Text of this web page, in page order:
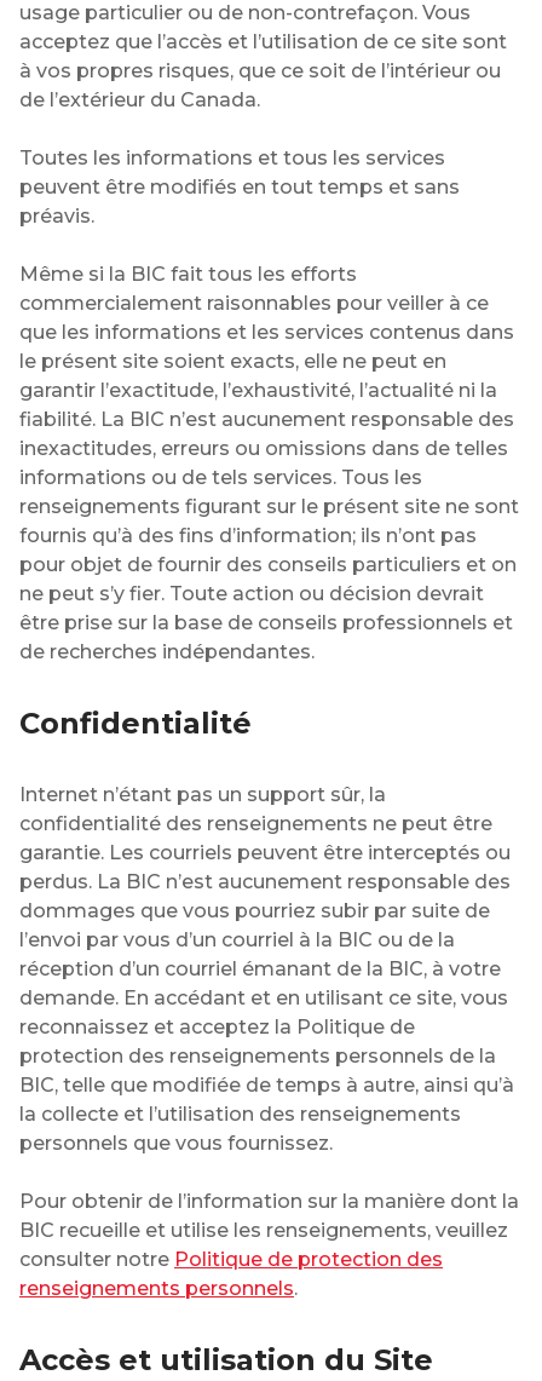
usage particulier ou de non-contrefaçon. Vous
acceptez que l’accès et l’utilisation de ce site sont
à vos propres risques, que ce soit de l’intérieur ou
de l’extérieur du Canada.
Toutes les informations et tous les services
peuvent être modifiés en tout temps et sans
préavis.
Même si la BIC fait tous les efforts
commercialement raisonnables pour veiller à ce
que les informations et les services contenus dans
le présent site soient exacts, elle ne peut en
garantir l’exactitude, l’exhaustivité, l’actualité ni la
fiabilité. La BIC n’est aucunement responsable des
inexactitudes, erreurs ou omissions dans de telles
informations ou de tels services. Tous les
renseignements figurant sur le présent site ne sont
fournis qu’à des fins d’information; ils n’ont pas
pour objet de fournir des conseils particuliers et on
ne peut s’y fier. Toute action ou décision devrait
être prise sur la base de conseils professionnels et
de recherches indépendantes.
Confidentialité
Internet n’étant pas un support sûr, la
confidentialité des renseignements ne peut être
garantie. Les courriels peuvent être interceptés ou
perdus. La BIC n’est aucunement responsable des
dommages que vous pourriez subir par suite de
l’envoi par vous d’un courriel à la BIC ou de la
réception d’un courriel émanant de la BIC, à votre
demande. En accédant et en utilisant ce site, vous
reconnaissez et acceptez la Politique de
protection des renseignements personnels de la
BIC, telle que modifiée de temps à autre, ainsi qu’à
la collecte et l’utilisation des renseignements
personnels que vous fournissez.
Pour obtenir de l’information sur la manière dont la
BIC recueille et utilise les renseignements, veuillez
consulter notre Politique de protection des
renseignements personnels.
Accès et utilisation du Site